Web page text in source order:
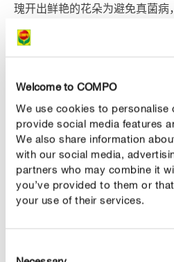
Welcome to COMPO
We use cookies to personalise
provide social media features
We also share information
with our social media,
partners who may combine it
you’ve provided to them or
your use of their services.
瑰开出鲜艳的花朵为避免真菌病
凑。 正确的距离取决于各个品
瑰开出鲜艳的花朵。为避免真菌
紧凑。 正确的距离取决于各个
给每棵植物必须都挖出一个深和
促进植物的最佳生长，应在土壤
仅在种植孔的2/3处填满玫瑰专
种植的玫瑰。 水排干后，剩下
填满。 种植后不要忘记定期浇水